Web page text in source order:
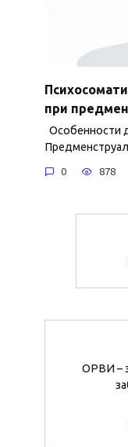
при
Особенности
0 878
ОРВИ –